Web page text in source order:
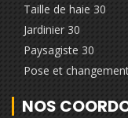
Taille de haie 30
Jardinier 30
Paysagiste 30
Pose et
NOS